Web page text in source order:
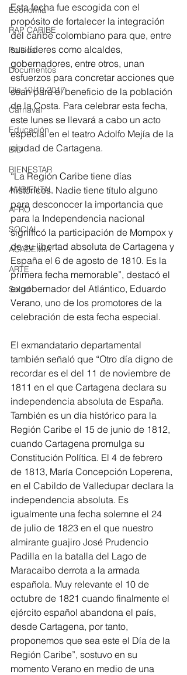
Economía
RAP CARIBE
Política
Documentos
Día 10/10 2017
Carnaval
Educación
BID
BIENESTAR
AMBIENTAL
AFRO
SOCIAL
ACADEMIA
ARTE
Salud
Esta fecha fue escogida con el
propósito de fortalecer la integración
del caribe colombiano para que, entre
sus líderes como alcaldes,
gobernadores, entre otros, unan
esfuerzos para concretar acciones que
sean para el beneficio de la población
de la Costa. Para celebrar esta fecha,
este lunes se llevará a cabo un acto
especial en el teatro Adolfo Mejía de la
ciudad de Cartagena.
“La Región Caribe tiene días
históricos. Nadie tiene título alguno
para desconocer la importancia que
para la Independencia nacional
significó la participación de Mompox y
de su libertad absoluta de Cartagena y
España el 6 de agosto de 1810. Es la
primera fecha memorable”, destacó el
exgobernador del Atlántico, Eduardo
Verano, uno de los promotores de la
celebración de esta fecha especial.
El exmandatario departamental
también señaló que “Otro día digno de
recordar es el del 11 de noviembre de
1811 en el que Cartagena declara su
independencia absoluta de España.
También es un día histórico para la
Región Caribe el 15 de junio de 1812,
cuando Cartagena promulga su
Constitución Política. El 4 de febrero
de 1813, María Concepción Loperena,
en el Cabildo de Valledupar declara la
independencia absoluta. Es
igualmente una fecha solemne el 24
de julio de 1823 en el que nuestro
almirante guajiro José Prudencio
Padilla en la batalla del Lago de
Maracaibo derrota a la armada
española. Muy relevante el 10 de
octubre de 1821 cuando finalmente el
ejército español abandona el país,
desde Cartagena, por tanto,
proponemos que sea este el Día de la
Región Caribe”, sostuvo en su
momento Verano en medio de una